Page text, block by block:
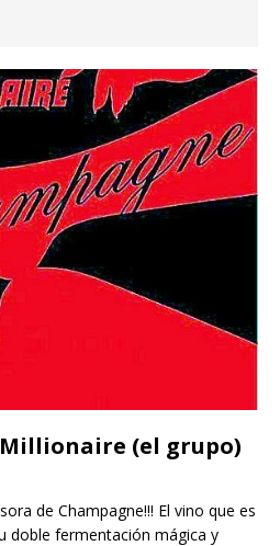
(el grupo)
de Champagne!!! El vino que es
doble fermentación mágica y